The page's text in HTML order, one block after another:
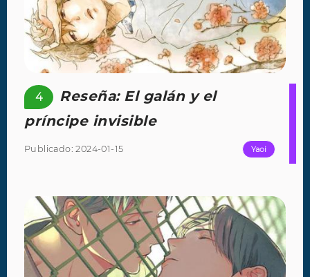
4
Reseña: El galán y el
príncipe invisible
Publicado: 2024-01-15 Yaoi